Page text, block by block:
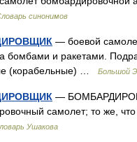
синонимов
— боевой
бомбами и ракетами.
(корабельные) …
Большой
—
самолет; то же,
Ушакова